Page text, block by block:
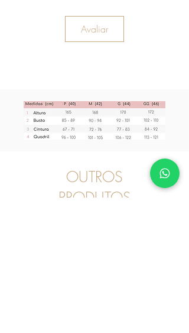
Avaliar
OUTROS
PRODUTOS